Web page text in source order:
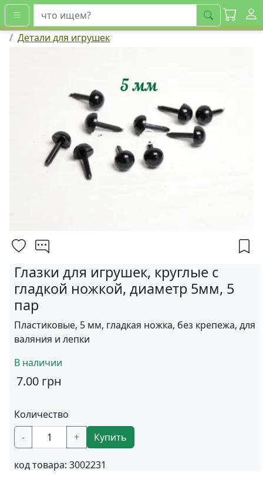
искать
Детали для игрушек
Глазки для игрушек, круглые с
гладкой ножкой, диаметр 5мм, 5
пар
Пластиковые, 5 мм, гладкая ножка, без крепежа, для
валяния и лепки
В наличии
7.00 грн
Количество
-
+ Купить
код товара: 3002231